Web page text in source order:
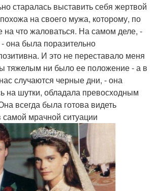
старалась выставить себя жертвой
на своего мужа, которому, по
на что жаловаться. На самом деле, -
она была поразительно
И это не переставало меня
тяжелым ни было ее положение - а в
случаются черные дни, - она
на шутки, обладала превосходным
всегда была готова видеть
самой мрачной ситуации